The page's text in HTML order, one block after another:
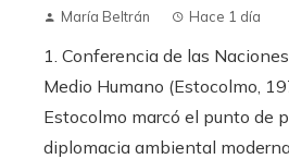
María Beltrán Hace 1 día
1. Conferencia de las
Medio Humano (Estocolmo,
Estocolmo marcó el punto de
diplomacia ambiental